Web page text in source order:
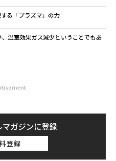
る「プラズマ」の力
温室効果ガス減少ということでもあ
ガジンに登録
登録